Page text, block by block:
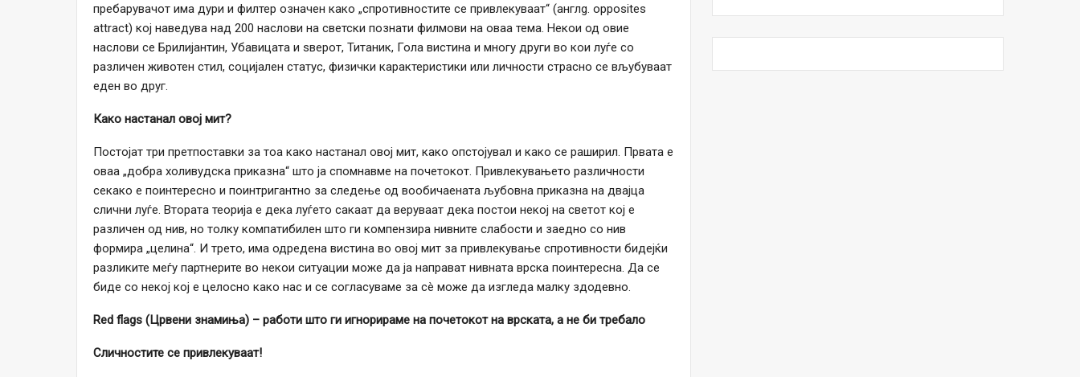
пребарувачот има дури и филтер означен како „спротивностите се привлекуваат“ (англg. opposites
attract) кој наведува над 200 наслови на светски познати филмови на оваа тема. Некои од овие
наслови се Брилијантин, Убавицата и ѕверот, Титаник, Гола вистина и многу други во кои луѓе со
различен животен стил, социјален статус, физички карактеристики или личности страсно се вљубуваат
еден во друг.
Како настанал овој мит?
Постојат три претпоставки за тоа како настанал овој мит, како опстојувал и како се раширил. Првата е
оваа „добра холивудска приказна“ што ја спомнавме на почетокот. Привлекувањето различности
секако е поинтересно и поинтригантно за следење од вообичаената љубовна приказна на двајца
слични луѓе. Втората теорија е дека луѓето сакаат да веруваат дека постои некој на светот кој е
различен од нив, но толку компатибилен што ги компензира нивните слабости и заедно со нив
формира „целина“. И трето, има одредена вистина во овој мит за привлекување спротивности бидејќи
разликите меѓу партнерите во некои ситуации може да ја направат нивната врска поинтересна. Да се ​​
биде со некој кој е целосно како нас и се согласуваме за сè може да изгледа малку здодевно.
Red flags (Црвени знамиња) – работи што ги игнорираме на почетокот на врската, а не би требало
Сличностите се привлекуваат!